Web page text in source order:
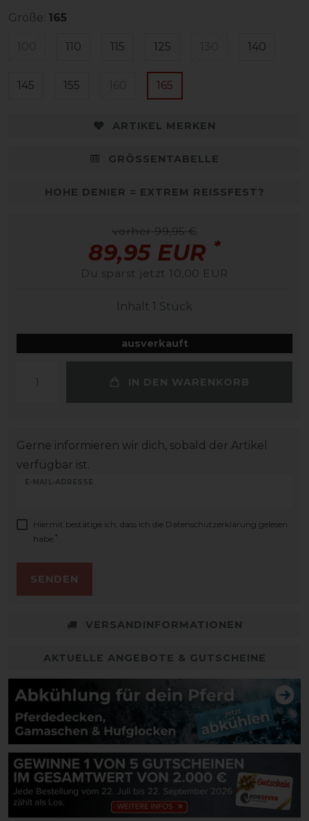
Größe: 165
110 115 125 140
145 155 165
ARTIKEL MERKEN
GRÖSSENTABELLE
HOHE DENIER = EXTREM REISSFEST?
vorher 99,95 €
89,95 EUR *
Du sparst jetzt 10,00 EUR
Inhalt 1 Stück
ausverkauft
IN DEN WARENKORB
Gerne informieren wir dich, sobald der Artikel
verfügbar ist.
E-MAIL-ADRESSE
Hiermit bestätige ich, dass ich die Daten­schutz­erklärung gelesen
habe. *
SENDEN
VERSANDINFORMATIONEN
AKTUELLE ANGEBOTE & GUTSCHEINE